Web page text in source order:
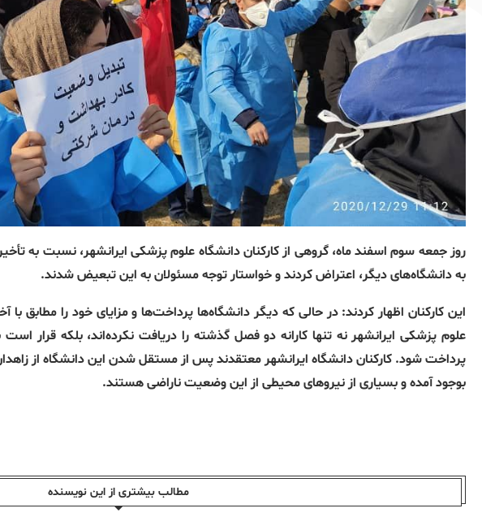
روز جمعه سوم اسفند ماه، گروهی از کارکنان دانشگاه علوم پزشکی ایرانشهر، نسبت به
به دانشگاه‌های دیگر، اعتراض کردند و خواستار توجه مسئولان به این تبعیض شدند.
این کارکنان اظهار کردند: در حالی که دیگر دانشگاه‌ها پرداخت‌ها و مزایای خود را مطابق با
علوم پزشکی ایرانشهر نه تنها کارانه دو فصل گذشته را دریافت نکرده‌اند، بلکه قرار
پرداخت شود. کارکنان دانشگاه ایرانشهر معتقدند پس از مستقل شدن این دانشگاه از
بوجود آمده و بسیاری از نیروهای محیطی از این وضعیت ناراضی هستند.
مطالب بیشتری از این نویسندە